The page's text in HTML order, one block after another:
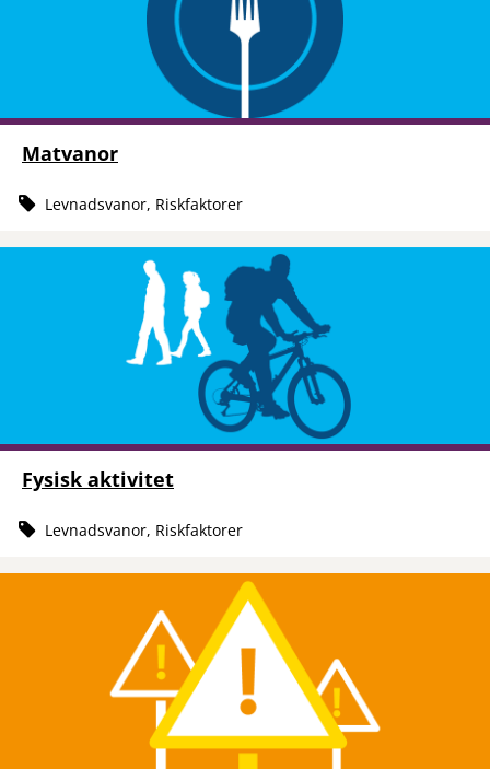
Matvanor
Levnadsvanor, Riskfaktorer
Fysisk aktivitet
Levnadsvanor, Riskfaktorer